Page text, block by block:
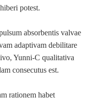
potest.
absorbentis valvae
adaptivam debilitare
Yunni-C qualitativa
consecutus est.
rationem habet